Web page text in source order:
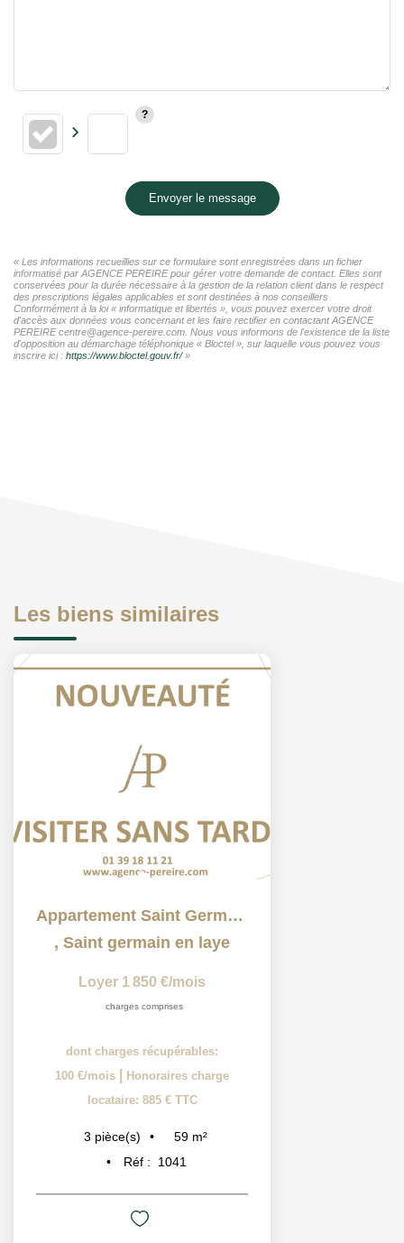
Envoyer le message
« Les informations recueillies sur ce formulaire sont enregistrées dans un fichier
informatisé par AGENCE PEREIRE pour gérer votre demande de contact. Elles sont
conservées pour la durée nécessaire à la gestion de la relation client dans le respect
des prescriptions légales applicables et sont destinées à nos conseillers
Conformément à la loi « informatique et libertés », vous pouvez exercer votre droit
d'accès aux données vous concernant et les faire rectifier en contactant AGENCE
PEREIRE centre@agence-pereire.com. Nous vous informons de l'existence de la liste
d'opposition au démarchage téléphonique « Bloctel », sur laquelle vous pouvez vous
inscrire ici : https://www.bloctel.gouv.fr/»
Les biens similaires
Appartement Saint Germain En Laye 3 pièce(s) 59 m2
, Saint germain en laye
Loyer 1 850 €/mois
charges comprises
dont charges récupérables:
100 €/mois
Honoraires charge
locataire: 885 € TTC
3 pièce(s) 59 m²
Réf :
1041